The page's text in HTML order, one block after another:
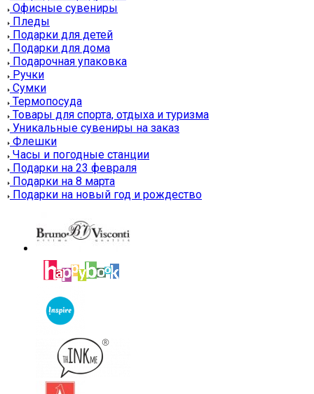
Офисные сувениры
Пледы
Подарки для детей
Подарки для дома
Подарочная упаковка
Ручки
Сумки
Термопосуда
Товары для спорта, отдыха и туризма
Уникальные сувениры на заказ
Флешки
Часы и погодные станции
Подарки на 23 февраля
Подарки на 8 марта
Подарки на новый год и рождество